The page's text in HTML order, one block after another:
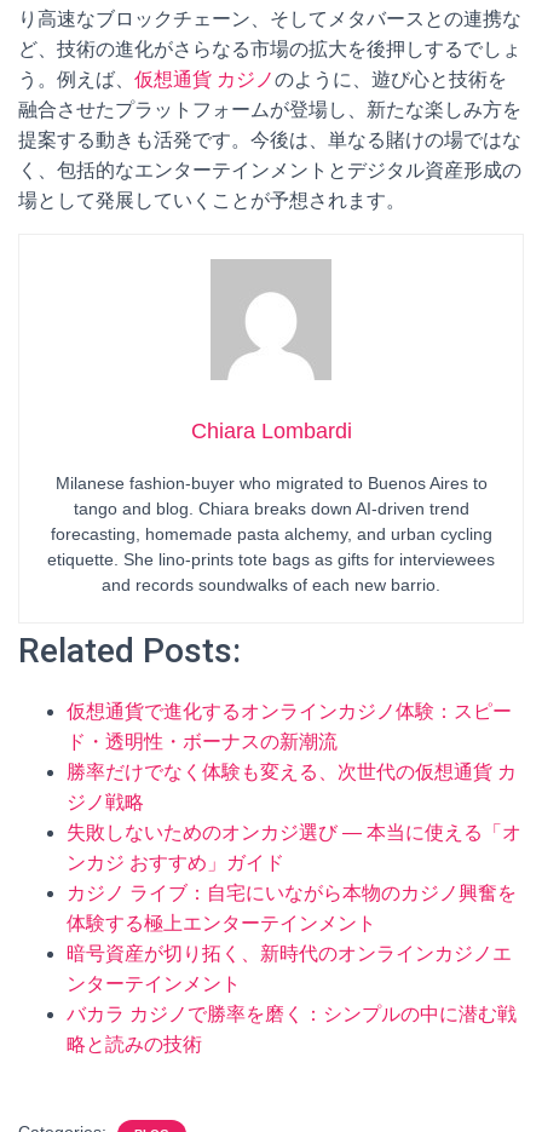
り高速なブロックチェーン、そしてメタバースとの連携な
ど、技術の進化がさらなる市場の拡大を後押しするでしょ
う。例えば、 仮想通貨 カジノのように、遊び心と技術を
融合させたプラットフォームが登場し、新たな楽しみ方を
提案する動きも活発です。今後は、単なる賭けの場ではな
く、包括的なエンターテインメントとデジタル資産形成の
場として発展していくことが予想されます。
Chiara Lombardi
Milanese fashion-buyer who migrated to Buenos Aires to
tango and blog. Chiara breaks down AI-driven trend
forecasting, homemade pasta alchemy, and urban cycling
etiquette. She lino-prints tote bags as gifts for interviewees
and records soundwalks of each new barrio.
Related Posts:
仮想通貨で進化するオンラインカジノ体験：スピー
ド・透明性・ボーナスの新潮流
勝率だけでなく体験も変える、次世代の仮想通貨 カ
ジノ戦略
失敗しないためのオンカジ選び — 本当に使える「オ
ンカジ おすすめ」ガイド
カジノ ライブ：自宅にいながら本物のカジノ興奮を
体験する極上エンターテインメント
暗号資産が切り拓く、新時代のオンラインカジノエ
ンターテインメント
バカラ カジノで勝率を磨く：シンプルの中に潜む戦
略と読みの技術